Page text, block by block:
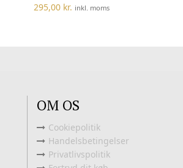
295,00 kr. inkl. moms
OM OS
Cookiepolitik
Handelsbetingelser
Privatlivspolitik